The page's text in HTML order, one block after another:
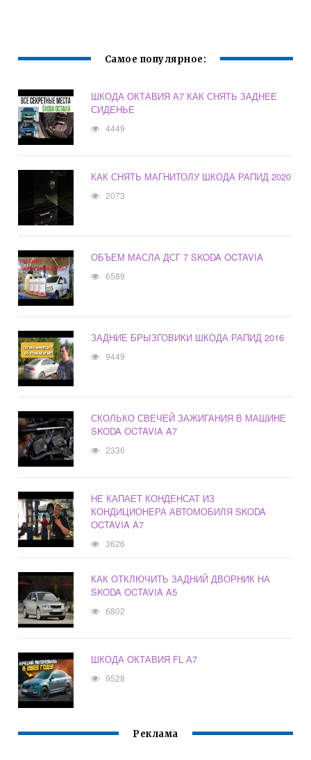
Самое популярное:
ШКОДА ОКТАВИЯ А7 КАК СНЯТЬ ЗАДНЕЕ
СИДЕНЬЕ
4449
КАК СНЯТЬ МАГНИТОЛУ ШКОДА РАПИД 2020
2073
ОБЪЕМ МАСЛА ДСГ 7 SKODA OCTAVIA
6589
ЗАДНИЕ БРЫЗГОВИКИ ШКОДА РАПИД 2016
9449
СКОЛЬКО СВЕЧЕЙ ЗАЖИГАНИЯ В МАШИНЕ
SKODA OCTAVIA A7
2336
НЕ КАПАЕТ КОНДЕНСАТ ИЗ
КОНДИЦИОНЕРА АВТОМОБИЛЯ SKODA
OCTAVIA A7
3626
КАК ОТКЛЮЧИТЬ ЗАДНИЙ ДВОРНИК НА
SKODA OCTAVIA A5
6802
ШКОДА ОКТАВИЯ FL А7
9528
Реклама